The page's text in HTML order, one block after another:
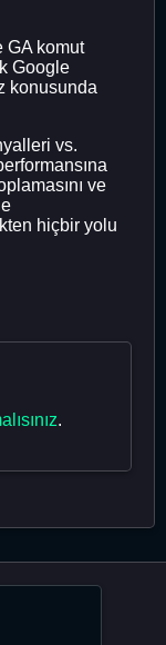
GA komut
Google
konusunda
vs.
ve
hiçbir yolu
.